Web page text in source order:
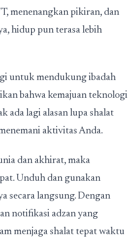
menenangkan pikiran, dan
hidup pun terasa lebih
untuk mendukung ibadah
bahwa kemajuan teknologi
ada lagi alasan lupa shalat
aktivitas Anda.
dan akhirat, maka
Unduh dan gunakan
secara langsung. Dengan
notifikasi adzan yang
menjaga shalat tepat waktu